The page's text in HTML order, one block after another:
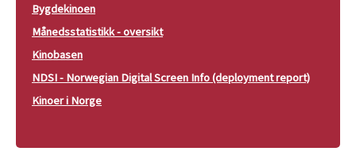
Bygdekinoen
Månedsstatistikk - oversikt
Kinobasen
NDSI - Norwegian Digital Screen Info (deployment report)
Kinoer i Norge